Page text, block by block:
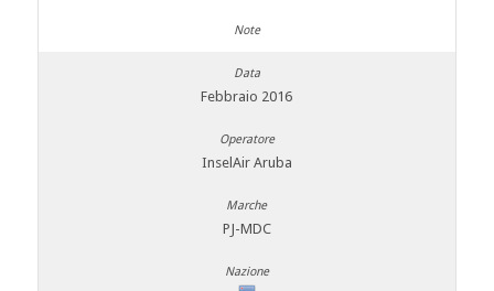
Febbraio 2016
InselAir Aruba
PJ-MDC